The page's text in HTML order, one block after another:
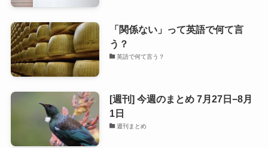
「関係ない」って英語で何て言
う？
英語で何て言う？
[週刊] 今週のまとめ 7月27日−8月
1日
週刊まとめ